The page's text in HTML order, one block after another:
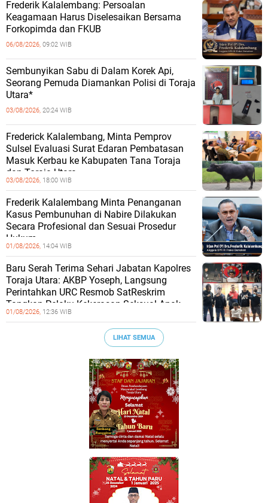
Frederik Kalalembang: Persoalan
Keagamaan Harus Diselesaikan Bersama
Forkopimda dan FKUB
06/08/2026, 09:02 WIB
Sembunyikan Sabu di Dalam Korek Api,
Seorang Pemuda Diamankan Polisi di Toraja
Utara*
03/08/2026, 20:24 WIB
Frederick Kalalembang, Minta Pemprov
Sulsel Evaluasi Surat Edaran Pembatasan
Masuk Kerbau ke Kabupaten Tana Toraja
dan Toraja Utara
03/08/2026, 18:00 WIB
Frederik Kalalembang Minta Penanganan
Kasus Pembunuhan di Nabire Dilakukan
Secara Profesional dan Sesuai Prosedur
Hukum
01/08/2026, 14:04 WIB
Baru Serah Terima Sehari Jabatan Kapolres
Toraja Utara: AKBP Yoseph, Langsung
Perintahkan URC Resmob SatReskrim
Tangkap Pelaku Kekerasan Seksual Anak
01/08/2026, 12:36 WIB
LIHAT SEMUA